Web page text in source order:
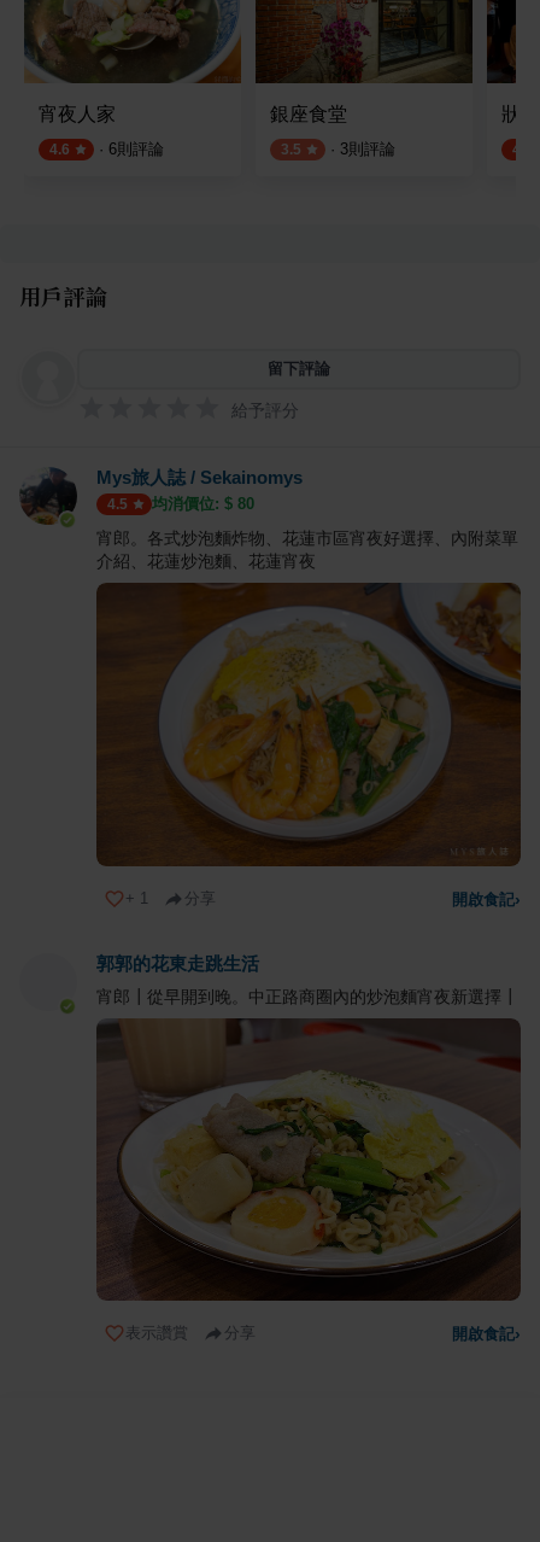
宵夜人家
4.6 · 6則評論
銀座食堂
3.5 · 3則評論
狀
4.5
用戶評論
留下評論
給予評分
Mys旅人誌 / Sekainomys
4.5 均消價位: $ 80
宵郎。各式炒泡麵炸物、花蓮市區宵夜好選擇、內附菜單
介紹、花蓮炒泡麵、花蓮宵夜
+ 1 分享 開啟食記›
郭郭的花東走跳生活
宵郎┃從早開到晚。中正路商圈內的炒泡麵宵夜新選擇┃
表示讚賞 分享 開啟食記›